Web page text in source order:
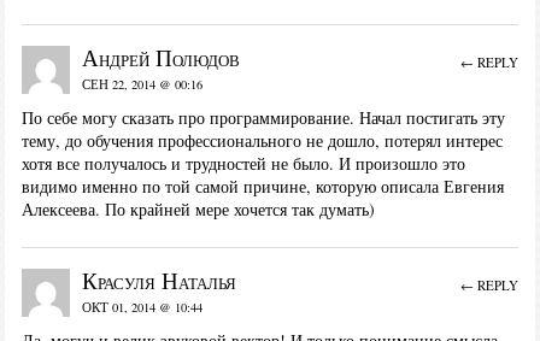
Андрей Полюдов
СЕН 22, 2014 @ 00:16
По себе могу сказать про программирование. Начал постигать эту
тему, до обучения профессионального не дошло, потерял интерес
хотя все получалось и трудностей не было. И произошло это
видимо именно по той самой причине, которую описала Евгения
Алексеева. По крайней мере хочется так думать)
← REPLY
Красуля Наталья
ОКТ 01, 2014 @ 10:44
← REPLY